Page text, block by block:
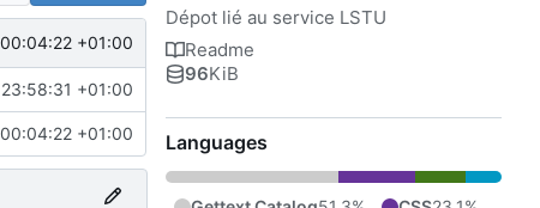
+01:00
+01:00
+01:00
Dépot lié au service LSTU
Readme
96KiB
Languages